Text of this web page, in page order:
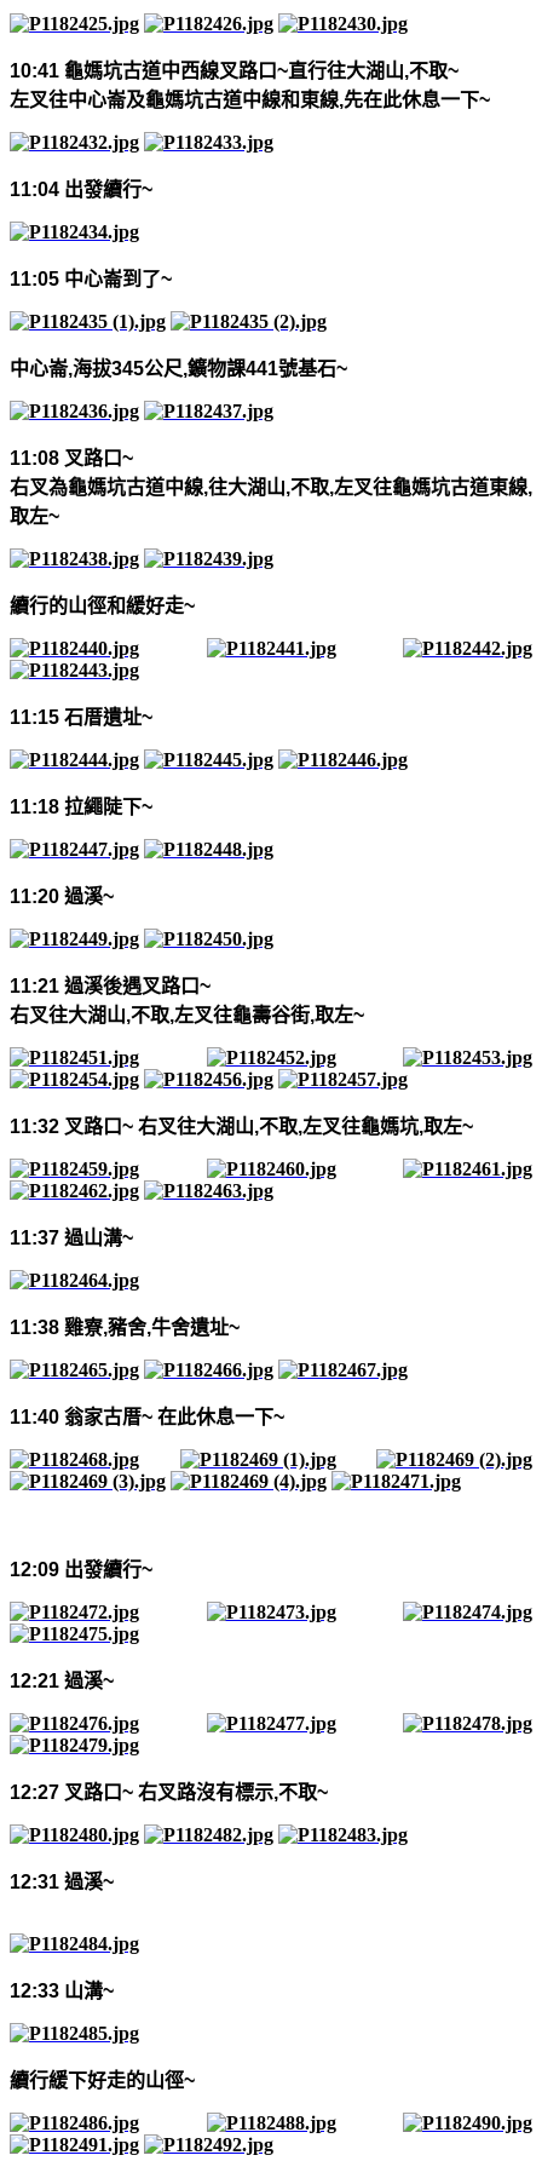
10:41 龜媽坑古道中西線叉路口~直行往大湖山,不取~
左叉往中心崙及龜媽坑古道中線和東線,先在此休息一下~
11:04 出發續行~
11:05 中心崙到了~
中心崙,海拔345公尺,鑛物課441號基石~
11:08 叉路口~
右叉為龜媽坑古道中線,往大湖山,不取,左叉往龜媽坑古道東線,
取左~
續行的山徑和緩好走~
11:15 石厝遺址~
11:18 拉繩陡下~
11:20 過溪~
11:21 過溪後遇叉路口~
右叉往大湖山,不取,左叉往龜壽谷街,取左~
11:32 叉路口~ 右叉往大湖山,不取,左叉往龜媽坑,取左~
11:37 過山溝~
11:38 雞寮,豬舍,牛舍遺址~
11:40 翁家古厝~ 在此休息一下~
12:09 出發續行~
12:21 過溪~
12:27 叉路口~ 右叉路沒有標示,不取~
12:31 過溪~
12:33 山溝~
續行緩下好走的山徑~